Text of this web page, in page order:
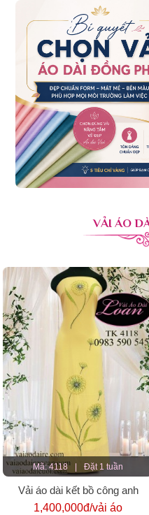
VẢI ÁO
Mã: 4118 | Đặt 1 tuần
Vải áo dài kết bồ công anh
1,400,000đ/vải áo